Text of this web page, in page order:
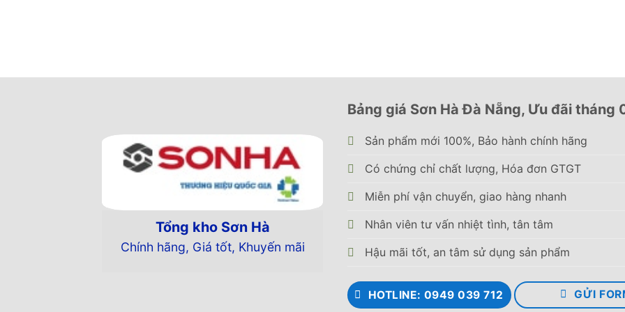
Sản xuất trên dây chuyền công nghệ Hàn Quốc với chất liệu inox SUS304. Inox 304 có khả
khắc nghiệt, thậm chí trong môi trường có hóa chất. Không chỉ vậy, loại inox này còn có thể
ứng tối đa nhu cầu sử dụng.
Sản phẩm chậu rửa được làm từ inox 304 đều không bị nhiễm từ hoặc nhiễm từ rất ít, nên bạn
Kích thước chậu rửa tối ưu nhu cầu sử dụng
22 cm) phù hợp với nhu cầu sử dụng lớn hơn, số lượng thực phẩm cần sơ chế, bát đĩa sử dụng
Tổng kho Sơn Hà
Chính hãng, Giá tốt, Khuyến mãi
Bảng giá Sơn Hà Đà Nẵng, Ưu đãi tháng
Sản phẩm mới 100%, Bảo hành chính hãng
Có chứng chỉ chất lượng, Hóa đơn GTGT
Miễn phí vận chuyển, giao hàng nhanh
Nhân viên tư vấn nhiệt tình, tân tâm
Hậu mãi tốt, an tâm sử dụng sản phẩm
HOTLINE: 0949 039 712 GỬI